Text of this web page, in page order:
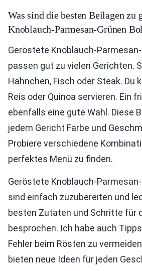
Was sind die besten Beilagen zu
Knoblauch-Parmesan-Grünen
Geröstete Knoblauch-
passen gut zu vielen Gerichten.
Hähnchen, Fisch oder Steak. Du
Reis oder Quinoa servieren. Ein
ebenfalls eine gute Wahl. Diese
jedem Gericht Farbe und
Probiere verschiedene
perfektes Menü zu finden.
Geröstete Knoblauch-
sind einfach zuzubereiten und
besten Zutaten und Schritte für
besprochen. Ich habe auch
Fehler beim Rösten zu
bieten neue Ideen für jeden